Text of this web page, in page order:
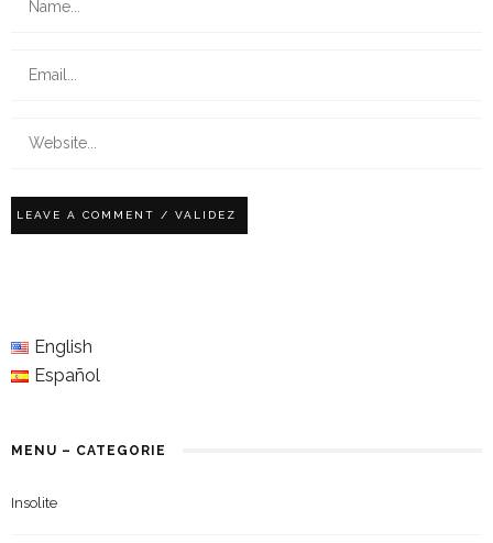
English
Español
MENU – CATEGORIE
Insolite